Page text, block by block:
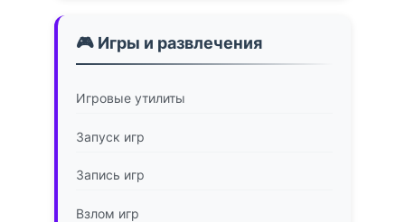
🎮 Игры и развлечения
Игровые утилиты
Запуск игр
Запись игр
Взлом игр